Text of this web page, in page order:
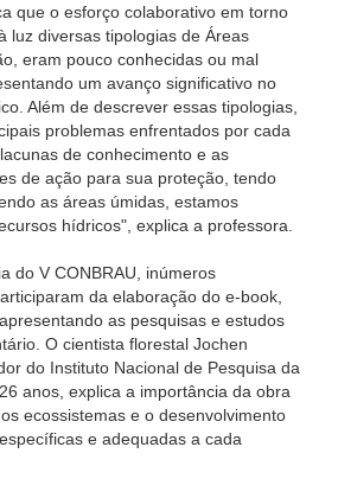
que o esforço colaborativo em torno
luz diversas tipologias de Áreas
eram pouco conhecidas ou mal
um avanço significativo no
Além de descrever essas tipologias,
problemas enfrentados por cada
de conhecimento e as
de ação para sua proteção, tendo
as áreas úmidas, estamos
hídricos", explica a professora.
do V CONBRAU, inúmeros
da elaboração do e-book,
as pesquisas e estudos
O cientista florestal Jochen
do Instituto Nacional de Pesquisa da
anos, explica a importância da obra
ecossistemas e o desenvolvimento
e adequadas a cada